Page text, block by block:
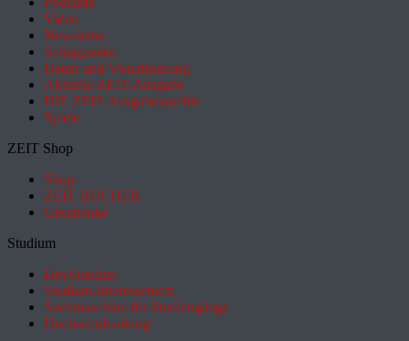
Video
Newsletter
Schlagzeilen
Daten und Visualisierung
Aktuelle ZEIT-Ausgabe
DIE ZEIT Ausgabenarchiv
Spiele
ZEIT Shop
Shop
ZEIT BÜCHER
Geschenke
Studium
HeyStudium
Studium-Interessentest
Suchmaschine für Studiengänge
Hochschulranking